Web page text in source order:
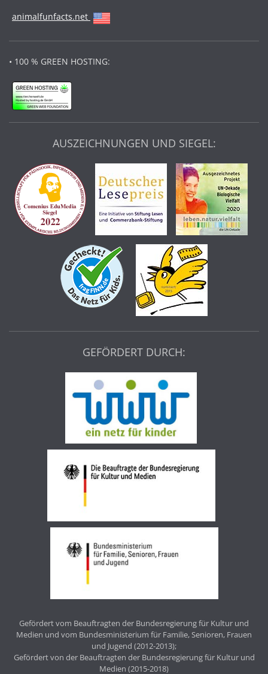
animalfunfacts.net
• 100 % GREEN HOSTING:
AUSZEICHNUNGEN UND SIEGEL:
GEFÖRDERT DURCH:
Gefördert vom Beauftragten der Bundesregierung für Kultur und
Medien und vom Bundesministerium für Familie, Senioren, Frauen
und Jugend (2012-2013);
Gefördert von der Beauftragten der Bundesregierung für Kultur und
Medien (2015-2018)